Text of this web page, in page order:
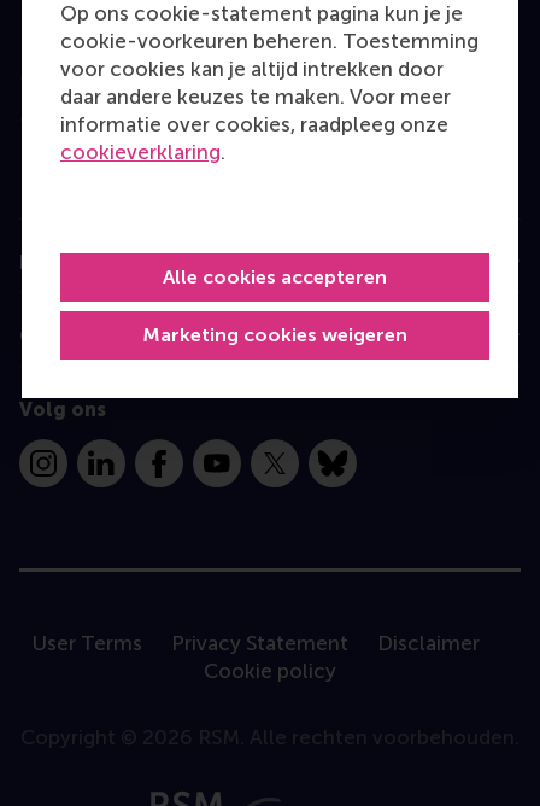
Op ons cookie-statement pagina kun je je
cookie-voorkeuren beheren. Toestemming
voor cookies kan je altijd intrekken door
daar andere keuzes te maken. Voor meer
informatie over cookies, raadpleeg onze
cookieverklaring.
Marketing cookies weigeren
Alle cookies accepteren
Bachelor
Master
MBA
Executive Education
Information for
Contact
Volg ons
InstagramLinkedInFacebookYouTube
X Bluesky
User Terms Privacy Statement
Disclaimer
Cookie policy